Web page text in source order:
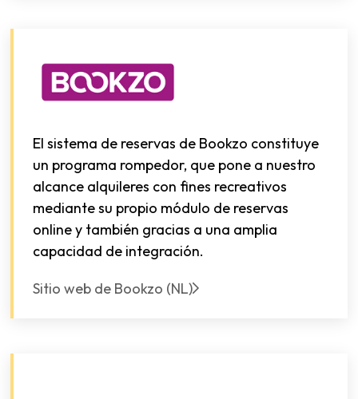
El sistema de reservas de Bookzo constituye
un programa rompedor, que pone a nuestro
alcance alquileres con fines recreativos
mediante su propio módulo de reservas
online y también gracias a una amplia
capacidad de integración.
Sitio web de Bookzo (NL)